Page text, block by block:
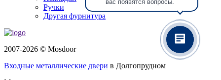
Ручки
Другая фурнитура
2007-2026 © Mosdoor
Входные металлические двери в Долгопрудном